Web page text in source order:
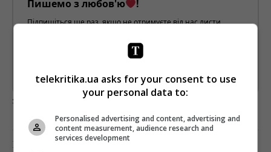
Пишемо з любов'ю !
Підпишіться ще раз, якщо не отримуєте від нас листи
Предоставлено SendPulse
загрузка...
Предыдущий пост
telekritika.ua asks for your consent to use
your personal data to:
Personalised advertising and content, advertising and
content measurement, audience research and
services development